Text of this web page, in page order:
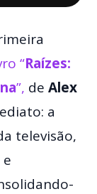
“Raízes:
”, de Alex
a
televisão,